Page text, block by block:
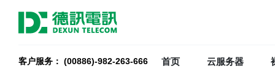
客户服务： (00886)-982-263-666 首页 云服务器